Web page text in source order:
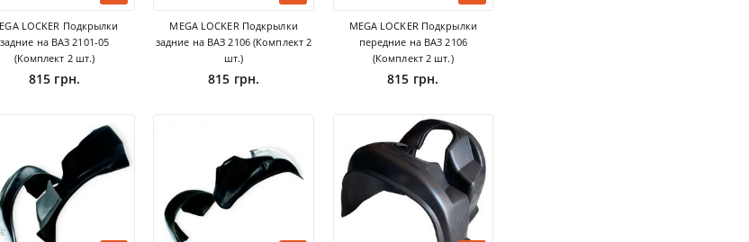
LOCKER Подкрылки
задние на ВАЗ 2101-05
(Комплект 2 шт.)
815 грн.
MEGA LOCKER Подкрылки
задние на ВАЗ 2106 (Комплект 2
шт.)
815 грн.
MEGA LOCKER Подкрылки
передние на ВАЗ 2106
(Комплект 2 шт.)
815 грн.